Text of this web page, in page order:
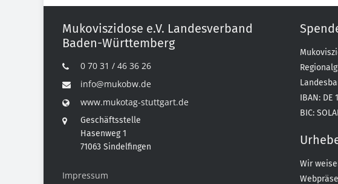
Mukoviszidose e.V. Landesverband
Baden-Württemberg
0 70 31 / 46 36 26
info@mukobw.de
www.mukotag-stuttgart.de
Geschäftsstelle
Hasenweg 1
71063 Sindelfingen
Impressum
IBAN: DE
BIC:
Wir